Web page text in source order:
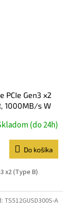
PCIe Gen3 x2
1000MB/s W
(do 24h)
Do košíka
x2 (Type B)
TS512GUSD300S-A